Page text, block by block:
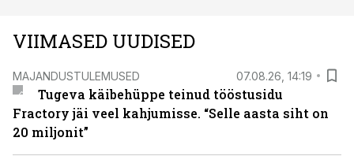
VIIMASED UUDISED
MAJANDUSTULEMUSED 07.08.26, 14:19
Tugeva käibehüppe teinud tööstusidu
Fractory jäi veel kahjumisse. “Selle aasta siht on
20 miljonit”